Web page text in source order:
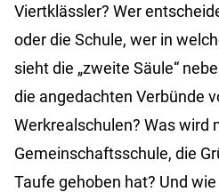
Viertklässler? Wer
oder die Schule, wer in
sieht die „zweite Säule“
die angedachten Verbünde
Werkrealschulen? Was wird
Gemeinschaftsschule, die
Taufe gehoben hat? Und